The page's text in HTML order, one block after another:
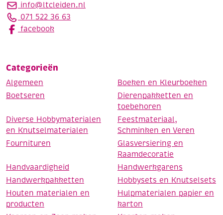
info@ltcleiden.nl
071 522 36 63
facebook
Categorieën
Algemeen
Boeken en Kleurboeken
Boetseren
Dierenpakketten en
toebehoren
Diverse Hobbymaterialen
en Knutselmaterialen
Feestmateriaal,
Schminken en Veren
Fournituren
Glasversiering en
Raamdecoratie
Handvaardigheid
Handwerkgarens
Handwerkpakketten
Hobbysets en Knutselsets
Houten materialen en
producten
Hulpmaterialen papier en
karton